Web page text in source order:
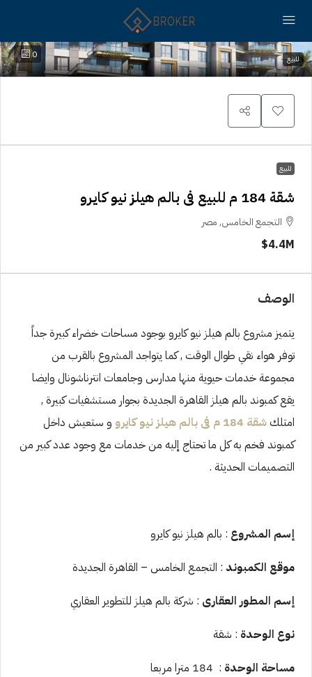
0 للبيع
للبيع
شقة 184 م للبيع فى بالم هيلز نيو كايرو
التجمع الخامس, مصر
4.4M$
الوصف
يتميز مشروع بالم هيلز نيو كايرو بوجود مساحات خضراء كبيرة جداً
توفر هواء نقي طوال الوقت , كما يتواجد المشروع بالقرب من
مجموعة خدمات حيوية منها مدارس وجامعات انترناشونال وايضا
يقع كمبوند بالم هيلز القاهرة الجديدة بجوار مستشفيات كبيرة ,
امتلكشقة 184 م فى بالم هيلز نيو كايرو
و ستعيش داخل
كمبوند فخم به كل ما تحتاج إليه من خدمات مع وجود عدد كبير من
التصميمات الحديثة .
إسم المشروع : بالم هيلز نيو كايرو
موقع الكمبوند : التجمع الخامس – القاهرة الجديدة
إسم المطور العقارى : شركة بالم هيلز للتطوير العقاري
نوع الوحدة : شقة
مساحة الوحدة : 184 مترا مربعا